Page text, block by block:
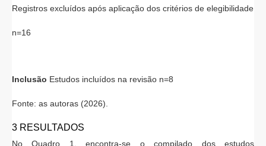
Registros excluídos após aplicação dos critérios de elegibilidade
n=16
Inclusão Estudos incluídos na revisão n=8
Fonte: as autoras (2026).
3 RESULTADOS
No Quadro 1, encontra-se o compilado dos estudos